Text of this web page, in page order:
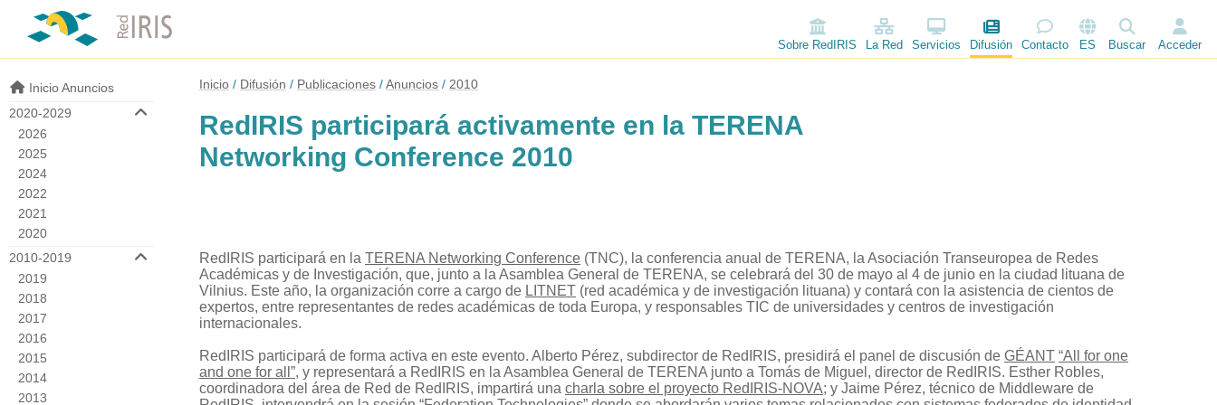
Sobre RedIRIS La Red Servicios Difusión Contacto ES Buscar Acceder
Inicio Anuncios
2020-2029
2026
2025
2024
2022
2021
2020
2010-2019
2019
2018
2017
2016
2015
2014
2013
Inicio Difusión Publicaciones Anuncios 2010
RedIRIS participará activamente en la TERENA
Networking Conference 2010
RedIRIS participará en la TERENA Networking Conference (TNC), la conferencia anual de TERENA, la Asociación Transeuropea de Redes
Académicas y de Investigación, que, junto a la Asamblea General de TERENA, se celebrará del 30 de mayo al 4 de junio en la ciudad lituana de
Vilnius. Este año, la organización corre a cargo de LITNET (red académica y de investigación lituana) y contará con la asistencia de cientos de
expertos, entre representantes de redes académicas de toda Europa, y responsables TIC de universidades y centros de investigación
internacionales.
RedIRIS participará de forma activa en este evento. Alberto Pérez, subdirector de RedIRIS, presidirá el panel de discusión de GÉANT “All for one
and one for all”, y representará a RedIRIS en la Asamblea General de TERENA junto a Tomás de Miguel, director de RedIRIS. Esther Robles,
coordinadora del área de Red de RedIRIS, impartirá una charla sobre el proyecto RedIRIS-NOVA; y Jaime Pérez, técnico de Middleware de